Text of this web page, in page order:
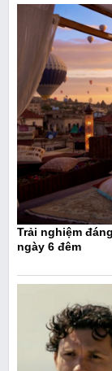
Trải nghiệm
ngày 6 đêm